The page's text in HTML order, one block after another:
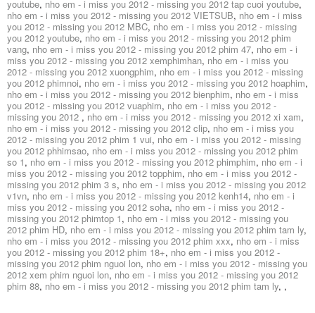
youtube, nho em - i miss you 2012 - missing you 2012 tap cuoi youtube,
nho em - i miss you 2012 - missing you 2012 VIETSUB, nho em - i miss
you 2012 - missing you 2012 MBC, nho em - i miss you 2012 - missing
you 2012 youtube, nho em - i miss you 2012 - missing you 2012 phim
vang, nho em - i miss you 2012 - missing you 2012 phim 47, nho em - i
miss you 2012 - missing you 2012 xemphimhan, nho em - i miss you
2012 - missing you 2012 xuongphim, nho em - i miss you 2012 - missing
you 2012 phimnoi, nho em - i miss you 2012 - missing you 2012 hoaphim,
nho em - i miss you 2012 - missing you 2012 bienphim, nho em - i miss
you 2012 - missing you 2012 vuaphim, nho em - i miss you 2012 -
missing you 2012 , nho em - i miss you 2012 - missing you 2012 xi xam,
nho em - i miss you 2012 - missing you 2012 clip, nho em - i miss you
2012 - missing you 2012 phim 1 vui, nho em - i miss you 2012 - missing
you 2012 phhimsao, nho em - i miss you 2012 - missing you 2012 phim
so 1, nho em - i miss you 2012 - missing you 2012 phimphim, nho em - i
miss you 2012 - missing you 2012 topphim, nho em - i miss you 2012 -
missing you 2012 phim 3 s, nho em - i miss you 2012 - missing you 2012
v1vn, nho em - i miss you 2012 - missing you 2012 kenh14, nho em - i
miss you 2012 - missing you 2012 soha, nho em - i miss you 2012 -
missing you 2012 phimtop 1, nho em - i miss you 2012 - missing you
2012 phim HD, nho em - i miss you 2012 - missing you 2012 phim tam ly,
nho em - i miss you 2012 - missing you 2012 phim xxx, nho em - i miss
you 2012 - missing you 2012 phim 18+, nho em - i miss you 2012 -
missing you 2012 phim nguoi lon, nho em - i miss you 2012 - missing you
2012 xem phim nguoi lon, nho em - i miss you 2012 - missing you 2012
phim 88, nho em - i miss you 2012 - missing you 2012 phim tam ly, ,